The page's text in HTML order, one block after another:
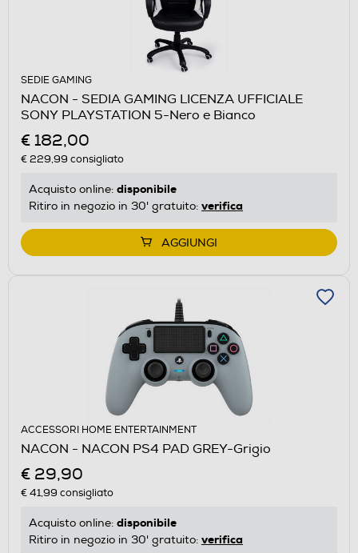
SEDIE GAMING
NACON - SEDIA GAMING LICENZA UFFICIALE
SONY PLAYSTATION 5-Nero e Bianco
€ 182,00
€ 229,99 consigliato
Acquisto online: disponibile
Ritiro in negozio in 30' gratuito: verifica
AGGIUNGI
ACCESSORI HOME ENTERTAINMENT
NACON - NACON PS4 PAD GREY-Grigio
€ 29,90
€ 41,99 consigliato
Acquisto online: disponibile
Ritiro in negozio in 30' gratuito: verifica